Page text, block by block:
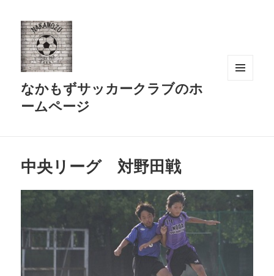
なかもずサッカークラブのホ
ームページ
中央リーグ 対野田戦